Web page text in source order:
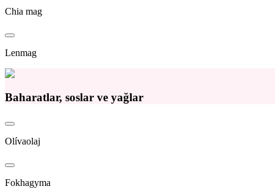
Chia mag
Lenmag
Baharatlar, soslar ve yağlar
Olívaolaj
Fokhagyma